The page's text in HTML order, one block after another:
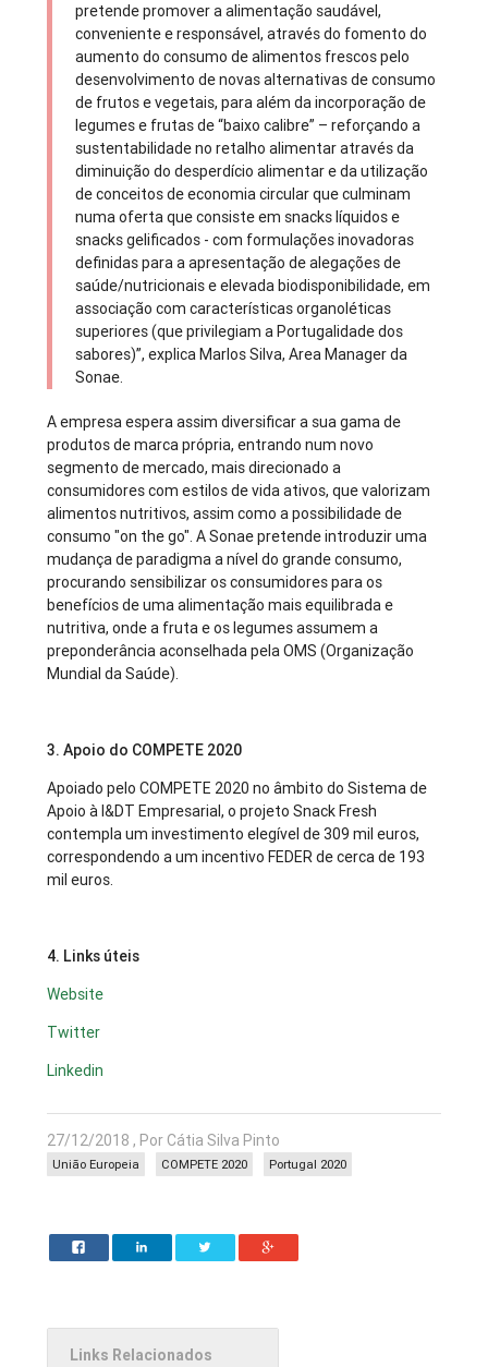
pretende promover a alimentação saudável,
conveniente e responsável, através do fomento do
aumento do consumo de alimentos frescos pelo
desenvolvimento de novas alternativas de consumo
de frutos e vegetais, para além da incorporação de
legumes e frutas de “baixo calibre” – reforçando a
sustentabilidade no retalho alimentar através da
diminuição do desperdício alimentar e da utilização
de conceitos de economia circular que culminam
numa oferta que consiste em snacks líquidos e
snacks gelificados - com formulações inovadoras
definidas para a apresentação de alegações de
saúde/nutricionais e elevada biodisponibilidade, em
associação com características organoléticas
superiores (que privilegiam a Portugalidade dos
sabores)”, explica Marlos Silva, Area Manager da
Sonae.
A empresa espera assim diversificar a sua gama de
produtos de marca própria, entrando num novo
segmento de mercado, mais direcionado a
consumidores com estilos de vida ativos, que valorizam
alimentos nutritivos, assim como a possibilidade de
consumo "on the go". A Sonae pretende introduzir uma
mudança de paradigma a nível do grande consumo,
procurando sensibilizar os consumidores para os
benefícios de uma alimentação mais equilibrada e
nutritiva, onde a fruta e os legumes assumem a
preponderância aconselhada pela OMS (Organização
Mundial da Saúde).
3. Apoio do COMPETE 2020
Apoiado pelo COMPETE 2020 no âmbito do Sistema de
Apoio à I&DT Empresarial, o projeto Snack Fresh
contempla um investimento elegível de 309 mil euros,
correspondendo a um incentivo FEDER de cerca de 193
mil euros.
4. Links úteis
Website
Twitter
Linkedin
27/12/2018 , Por Cátia Silva Pinto
Portugal 2020
COMPETE 2020
União Europeia
Links Relacionados